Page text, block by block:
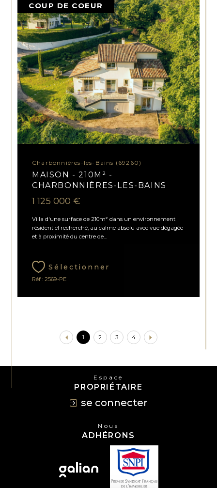
Charbonnières-les-Bains (69260)
MAISON - 210M² -
CHARBONNIÈRES-LES-BAINS
1 125 000 €
Villa d'une surface de 210m² dans un environnement
résidentiel recherché, au calme absolu avec vue dégagée
et à proximité du centre de...
Sélectionner
Réf : 2569-PE
COUP DE COEUR
1 2 3 4
Espace
PROPRIÉTAIRE
se connecter
Nous
ADHÉRONS